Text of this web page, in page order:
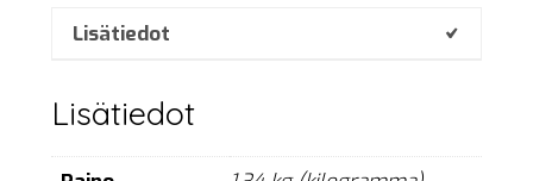
määrä
Lisätiedot
Lisätiedot